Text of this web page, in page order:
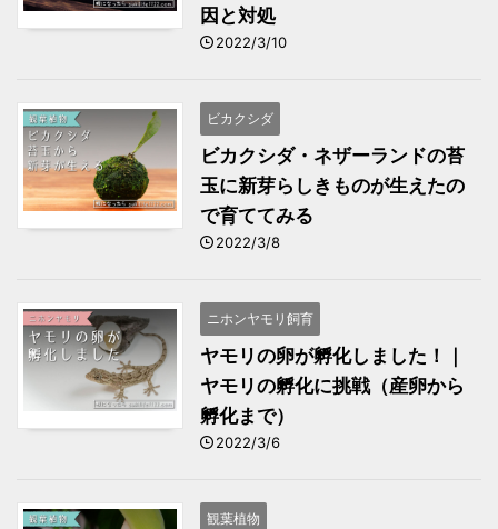
因と対処
2022/3/10
ビカクシダ
ビカクシダ・ネザーランドの苔
玉に新芽らしきものが生えたの
で育ててみる
2022/3/8
ニホンヤモリ飼育
ヤモリの卵が孵化しました！｜
ヤモリの孵化に挑戦（産卵から
孵化まで）
2022/3/6
観葉植物